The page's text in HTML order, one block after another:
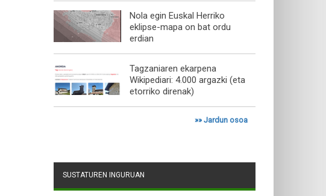
Nola egin Euskal Herriko
eklipse-mapa on bat ordu
erdian
Tagzaniaren ekarpena
Wikipediari: 4.000 argazki (eta
etorriko direnak)
»»Jardun osoa
SUSTATUREN INGURUAN